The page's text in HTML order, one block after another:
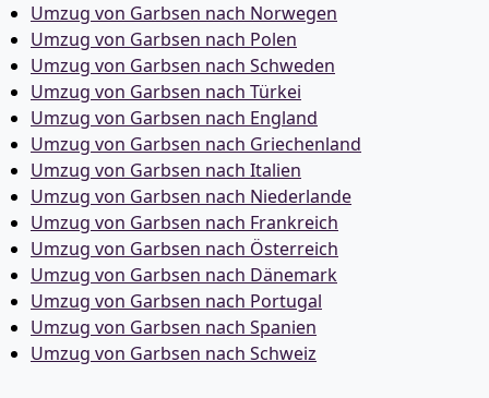
Umzug von Garbsen nach Norwegen
Umzug von Garbsen nach Polen
Umzug von Garbsen nach Schweden
Umzug von Garbsen nach Türkei
Umzug von Garbsen nach England
Umzug von Garbsen nach Griechenland
Umzug von Garbsen nach Italien
Umzug von Garbsen nach Niederlande
Umzug von Garbsen nach Frankreich
Umzug von Garbsen nach Österreich
Umzug von Garbsen nach Dänemark
Umzug von Garbsen nach Portugal
Umzug von Garbsen nach Spanien
Umzug von Garbsen nach Schweiz